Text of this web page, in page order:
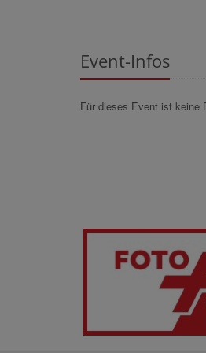
Event-Infos
Für dieses Event ist keine